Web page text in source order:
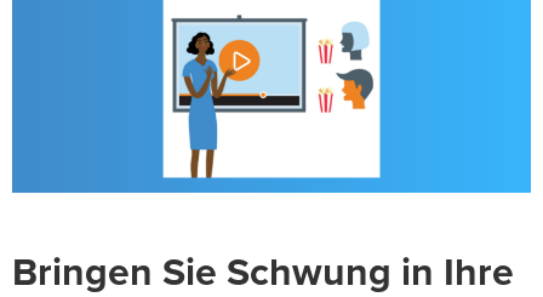
Bringen Sie Schwung in Ihre